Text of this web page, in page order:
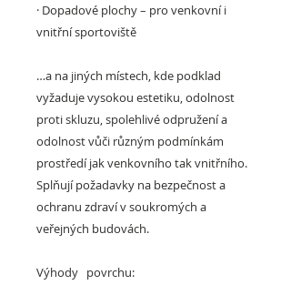
· Dopadové plochy – pro venkovní i
vnitřní sportoviště
…a na jiných místech, kde podklad
vyžaduje vysokou estetiku, odolnost
proti skluzu, spolehlivé odpružení a
odolnost vůči různým podmínkám
prostředí jak venkovního tak vnitřního.
Splňují požadavky na bezpečnost a
ochranu zdraví v soukromých a
veřejných budovách.
Výhody povrchu: